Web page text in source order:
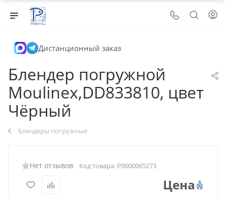
Дистанционный заказ
Блендер погружной
Moulinex,DD833810, цвет
Чёрный
Блендеры погружные
Нет отзывов Код товара: Р0000065273
Цена